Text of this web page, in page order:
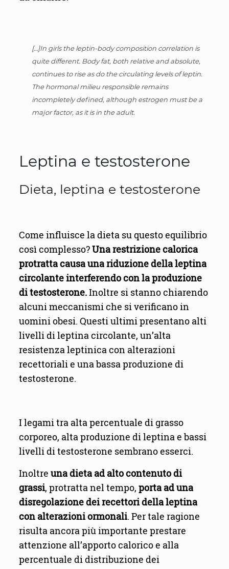
[…]In girls the leptin-body composition correlation is
quite different. Body fat, both relative and absolute,
continues to rise as do the circulating levels of leptin.
The hormonal milieu responsible remains
incompletely defined, although estrogen must be a
major factor, as it is in the adult.
Leptina e testosterone
Dieta, leptina e testosterone
Come influisce la dieta su questo equilibrio
così complesso?Una restrizione calorica
protratta causa una riduzione della leptina
circolante interferendo con la produzione
di testosterone.Inoltre si stanno chiarendo
alcuni meccanismi che si verificano in
uomini obesi. Questi ultimi presentano alti
livelli di leptina circolante, un’alta
resistenza leptinica con alterazioni
recettoriali e una bassa produzione di
testosterone.
I legami tra alta percentuale di grasso
corporeo, alta produzione di leptina e bassi
livelli di testosterone sembrano esserci.
Inoltre una dieta ad alto contenuto di
grassi, protratta nel tempo, porta ad una
disregolazione dei recettori della leptina
con alterazioni ormonali. Per tale ragione
risulta ancora più importante prestare
attenzione all’apporto calorico e alla
percentuale di distribuzione dei